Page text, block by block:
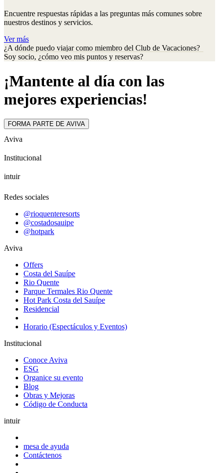
Encuentre respuestas rápidas a las preguntas más comunes sobre
nuestros destinos y servicios.
Ver más
¿A dónde puedo viajar como miembro del Club de Vacaciones?
Soy socio, ¿cómo veo mis puntos y reservas?
¡Mantente al día con las
mejores experiencias!
FORMA PARTE DE AVIVA
Aviva
Institucional
intuir
Redes sociales
@rioquenteresorts
@costadosauipe
@hotpark
Aviva
Offers
Costa del Sauípe
Rio Quente
Parque Termales Rio Quente
Hot Park Costa del Sauípe
Residencial
Horario (Espectáculos y Eventos)
Institucional
Conoce Aviva
ESG
Organice su evento
Blog
Obras y Mejoras
Código de Conducta
intuir
mesa de ayuda
Contáctenos